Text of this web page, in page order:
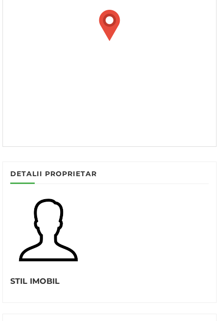
DETALII PROPRIETAR
STIL IMOBIL